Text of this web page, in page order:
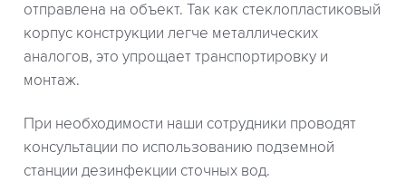
отправлена на объект. Так как стеклопластиковый
корпус конструкции легче металлических
аналогов, это упрощает транспортировку и
монтаж.
При необходимости наши сотрудники проводят
консультации по использованию подземной
станции дезинфекции сточных вод.